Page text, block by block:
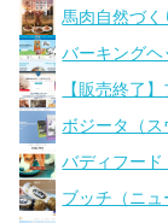
馬肉自然づく
バーキングヘ
【販売終了
ボジータ（ス
バディフード
ブッチ（ニュ